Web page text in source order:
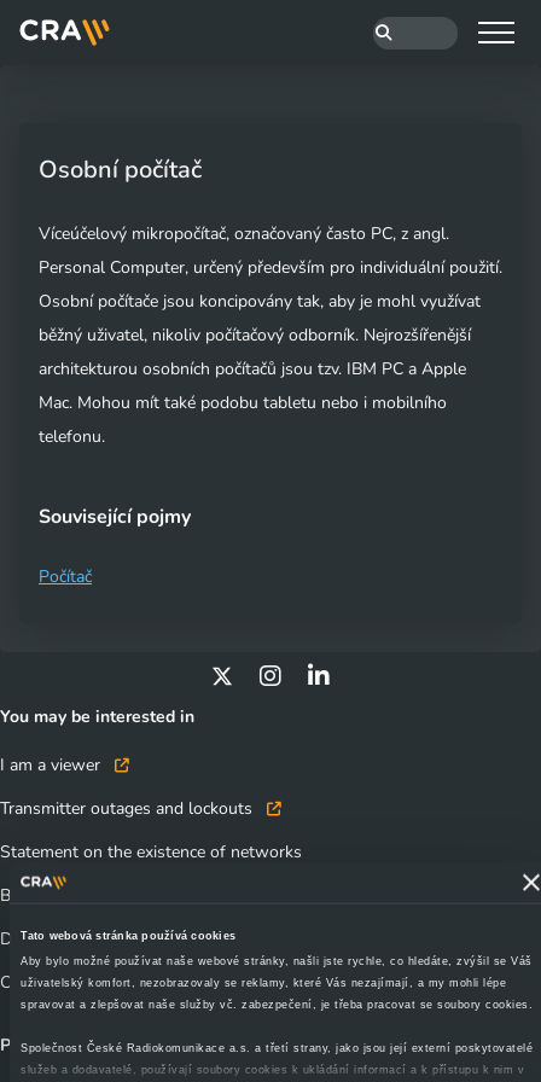
Tato webová stránka používá cookies
Aby bylo možné používat naše webové stránky, našli jste rychle, co hledáte, zvýšil se Váš
uživatelský komfort, nezobrazovaly se reklamy, které Vás nezajímají, a my mohli lépe
spravovat a zlepšovat naše služby vč. zabezpečení, je třeba pracovat se soubory cookies.
Společnost České Radiokomunikace a.s. a třetí strany, jako jsou její externí poskytovatelé
služeb a dodavatelé, používají soubory cookies k ukládání informací a k přístupu k nim v
Osobní počítač
Víceúčelový mikropočítač, označovaný často PC, z angl.
Personal Computer, určený především pro individuální použití.
Osobní počítače jsou koncipovány tak, aby je mohl využívat
běžný uživatel, nikoliv počítačový odborník. Nejrozšířenější
architekturou osobních počítačů jsou tzv. IBM PC a Apple
Mac. Mohou mít také podobu tabletu nebo i mobilního
telefonu.
Související pojmy
Počítač
You may be interested in
I am a viewer
Transmitter outages and lockouts
Statement on the existence of networks
Business contacts
Documents to download
CRA TechTalks - webinars, seminars
Products and services